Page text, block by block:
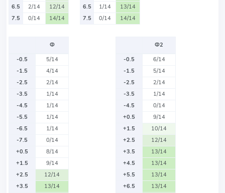
6.5
2/14
12/14
7.5
0/14 14/14
6.5
1/14
13/14
7.5
0/14 14/14
Ф
-0.5
5/14
-1.5
4/14
-2.5
2/14
-3.5
1/14
-4.5
1/14
-5.5
1/14
-6.5
1/14
-7.5
0/14
+0.5
8/14
+1.5
9/14
+2.5
12/14
+3.5
13/14
Ф2
-0.5
6/14
-1.5
5/14
-2.5
2/14
-3.5
1/14
-4.5
0/14
+0.5
9/14
+1.5
10/14
+2.5
12/14
+3.5
13/14
+4.5
13/14
+5.5
13/14
+6.5
13/14